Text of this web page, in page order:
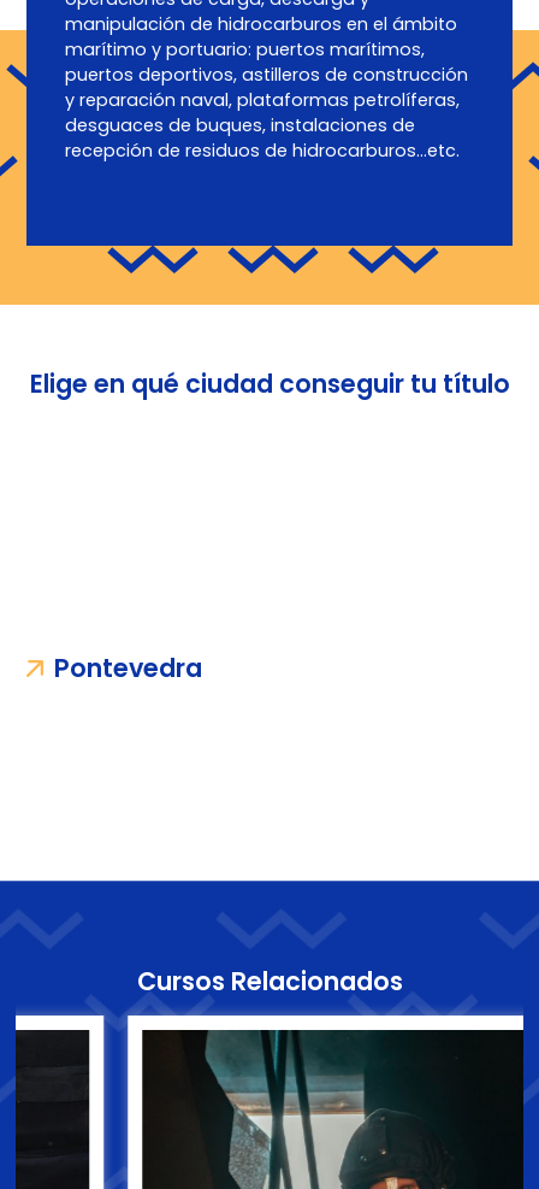
manipulación de hidrocarburos en el ámbito
marítimo y portuario: puertos marítimos,
puertos deportivos, astilleros de construcción
y reparación naval, plataformas petrolíferas,
desguaces de buques, instalaciones de
recepción de residuos de hidrocarburos…etc.
Elige en qué ciudad conseguir tu título
Pontevedra
Cursos Relacionados